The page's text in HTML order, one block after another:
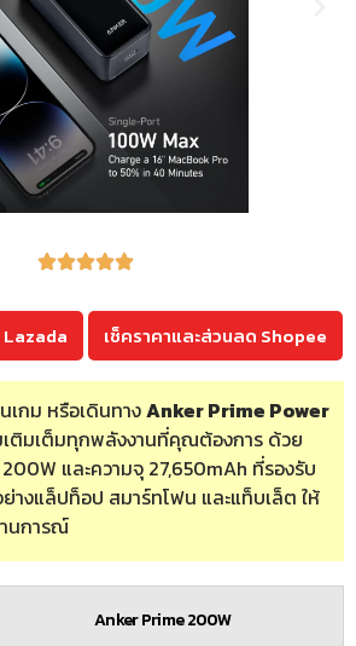
Lazada เช็คราคาและส่วนลด Shopee
เกม หรือเดินทางAnker Prime Power
ติมเต็มทุกพลังงานที่คุณต้องการ ด้วย
และความจุ 27,650mAh ที่รองรับ
งแล็ปท็อป สมาร์ทโฟน และแท็บเล็ต ให้
นการณ์
Anker Prime 200W